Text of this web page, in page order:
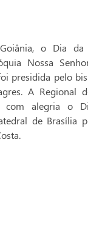
o Dia da
Nossa
presidida pelo
A Regional
com alegria o
de Brasília